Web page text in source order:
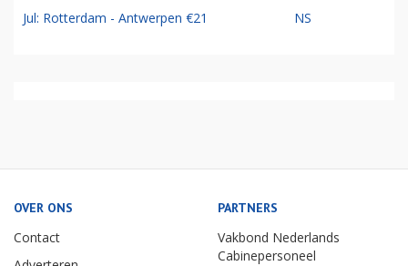
Jul: Rotterdam - Antwerpen €21 NS
OVER ONS
Contact
PARTNERS
Vakbond Nederlands
Cabinepersoneel